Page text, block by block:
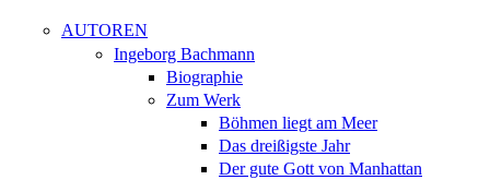
AUTOREN
Ingeborg Bachmann
Biographie
Zum Werk
Böhmen liegt am Meer
Das dreißigste Jahr
Der gute Gott von Manhattan